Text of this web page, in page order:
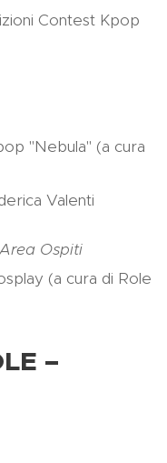
Contest Kpop
"Nebula" (a cura
Valenti
Ospiti
(a cura di Role
–